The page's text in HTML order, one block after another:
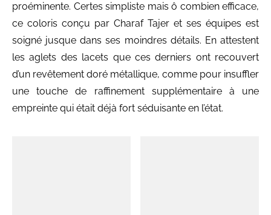
proéminente. Certes simpliste mais ô combien efficace,
ce coloris conçu par Charaf Tajer et ses équipes est
soigné jusque dans ses moindres détails. En attestent
les aglets des lacets que ces derniers ont recouvert
d’un revêtement doré métallique, comme pour insuffler
une touche de raffinement supplémentaire à une
empreinte qui était déjà fort séduisante en l’état.